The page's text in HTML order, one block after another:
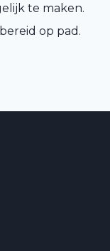
te maken.
op pad.